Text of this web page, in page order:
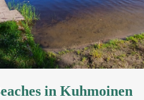
in Kuhmoinen